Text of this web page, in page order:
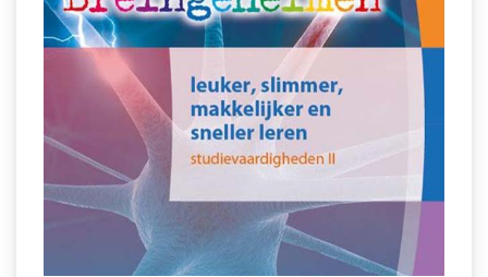
Nieuws
Onderwijsprijs
Ruimte
Schoolreisideeën
Schoolspullen
Seizoenen
Seksualiteit
Kruiswoordpuzzels
Onderwijslonen
Vrijeschoolonderwijs
Montessori onderwijs
Jenaplanonderwijs
Daltononderwijs
Schoolspullen